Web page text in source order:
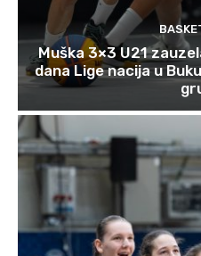
Muška 3×3 U21
dana Lige nacija u